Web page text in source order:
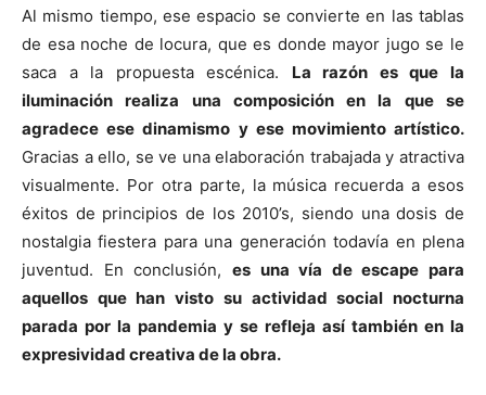
Al mismo tiempo, ese espacio se convierte en las tablas
de esa noche de locura, que es donde mayor jugo se le
saca a la propuesta escénica. La razón es que la
iluminación realiza una composición en la que se
agradece ese dinamismo y ese movimiento artístico.
Gracias a ello, se ve una elaboración trabajada y atractiva
visualmente. Por otra parte, la música recuerda a esos
éxitos de principios de los 2010’s, siendo una dosis de
nostalgia fiestera para una generación todavía en plena
juventud. En conclusión, es una vía de escape para
aquellos que han visto su actividad social nocturna
parada por la pandemia y se refleja así también en la
expresividad creativa de la obra.